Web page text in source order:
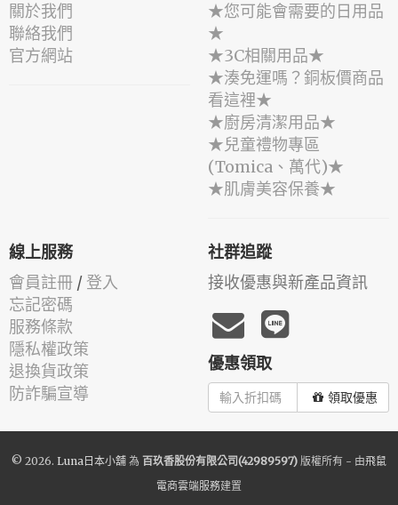
關於我們
聯絡我們
官方網站
★您可能會需要的日用品
★
★3C相關用品★
★湊免運嗎？銅板價商品
看這裡★
★廚房清潔用品★
★兒童禮物專區
(Tomica、萬代)★
★肌膚美容保養★
線上服務
會員註冊 / 登入
忘記密碼
服務條款
隱私權政策
退換貨政策
防詐騙宣導
社群追蹤
接收優惠與新產品資訊
優惠領取
領取優惠
© 2026. Luna日本小舖 為 百玖香股份有限公司(42989597) 版權所有 - 由飛鼠
電商雲端服務建置